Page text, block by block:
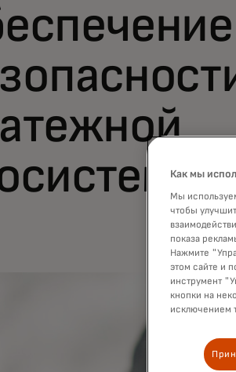
Как мы
Мы
чтобы
показа
Нажмите
этом сайте и
инструмент
кнопки на
исключением